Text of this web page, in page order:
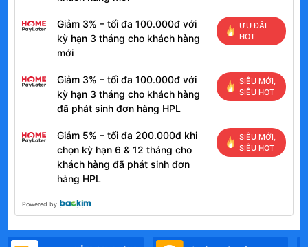
Giảm 3% – tối đa 100.000đ với
kỳ hạn 3 tháng cho khách hàng
mới
ƯU ĐÃI
HOT
Giảm 3% – tối đa 100.000đ với
kỳ hạn 3 tháng cho khách hàng
đã phát sinh đơn hàng HPL
SIÊU MỚI,
SIÊU HOT
Giảm 5% – tối đa 200.000đ khi
chọn kỳ hạn 6 & 12 tháng cho
khách hàng đã phát sinh đơn
hàng HPL
SIÊU MỚI,
SIÊU HOT
Powered by